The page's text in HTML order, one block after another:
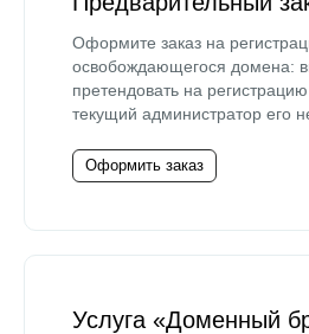
Оформите заказ на
освобождающегося домена:
претендовать на
текущий администратор его
Оформить заказ
Услуга «Доменный